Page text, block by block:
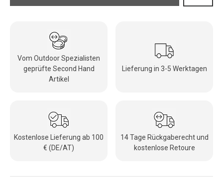
Vom Outdoor Spezialisten
geprüfte Second Hand
Artikel
Lieferung in 3-5 Werktagen
Kostenlose Lieferung ab 100
€ (DE/AT)
14 Tage Rückgaberecht und
kostenlose Retoure